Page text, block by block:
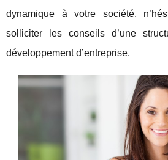
dynamique à votre société,
solliciter les conseils d’une
développement d’entreprise.